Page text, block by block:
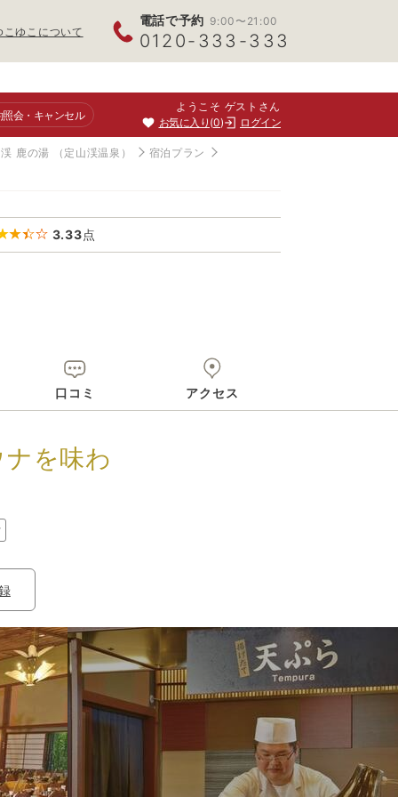
こゆこについて
電話で予約 9:00〜21:00
0120-333-333
照会・キャンセル
ようこそ ゲストさん
お気に入り 0 ログイン
鹿の湯 （定山渓温泉） 宿泊プラン
3.33点
口コミ アクセス
を味わ